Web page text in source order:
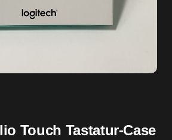
Touch Tastatur-Case